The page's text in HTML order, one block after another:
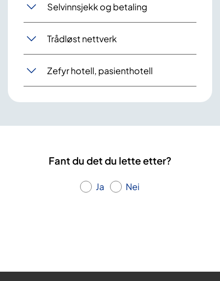
Selvinnsjekk og betaling
Trådløst nettverk
Zefyr hotell, pasienthotell
Fant du det du lette etter?
Ja Nei